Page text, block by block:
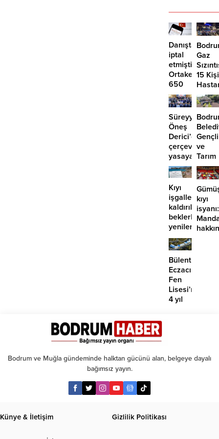
Danıştay
iptal
etmişti:
Ortakent’te
650
bin
metrekare
için
yeni
imar
kararı
Gaz
15 Kişi
Süreyya
Öneş
Derici’den
çerçeve
yasaya
“hayır”
ve
Tarım
3.
Kıyı
işgalleri
kaldırılmayı
beklerken
yenilerinin
önü
mü
açılıyor?
kıyı
isyanı:
Bülent
Eczacıbaşı
Fen
Lisesi’nde
4 yıl
Bodrum ve Muğla gündeminde halktan gücünü alan, belgeye dayalı
bağımsız yayın.
Künye & İletişim Gizlilik Politikası